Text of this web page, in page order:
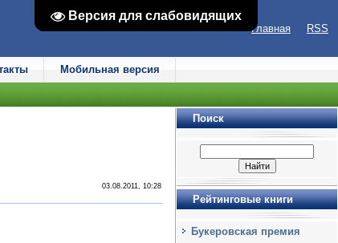
Версия для слабовидящих
Версия для слабовидящих
Главная RSS
Мобильная версия
03.08.2011, 10:28
Поиск
Рейтинговые книги
Букеровская премия